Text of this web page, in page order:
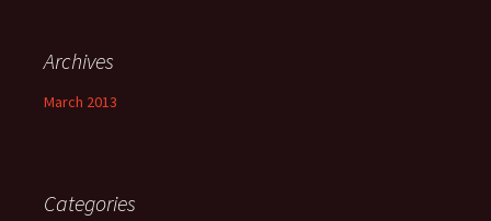
Archives
March 2013
Categories